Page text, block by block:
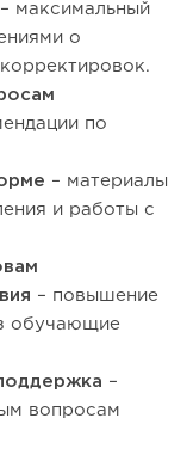
– максимальный
о
по
– материалы
и работы с
– повышение
обучающие
–
вопросам